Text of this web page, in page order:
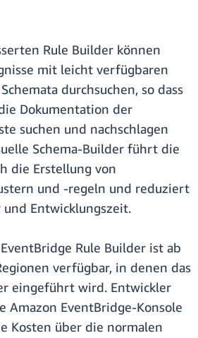
Rule Builder können
mit leicht verfügbaren
durchsuchen, so dass
Dokumentation der
suchen und nachschlagen
Schema-Builder führt die
die Erstellung von
und -regeln und reduziert
Entwicklungszeit.
Rule Builder ist ab
verfügbar, in denen das
eingeführt wird. Entwickler
Amazon EventBridge-Konsole
Kosten über die normalen